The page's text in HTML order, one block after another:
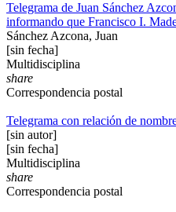
Telegrama de Juan Sánchez
informando que Francisco I.
Sánchez Azcona, Juan
[sin fecha]
Multidisciplina
share
Correspondencia postal
Telegrama con relación de
[sin autor]
[sin fecha]
Multidisciplina
share
Correspondencia postal